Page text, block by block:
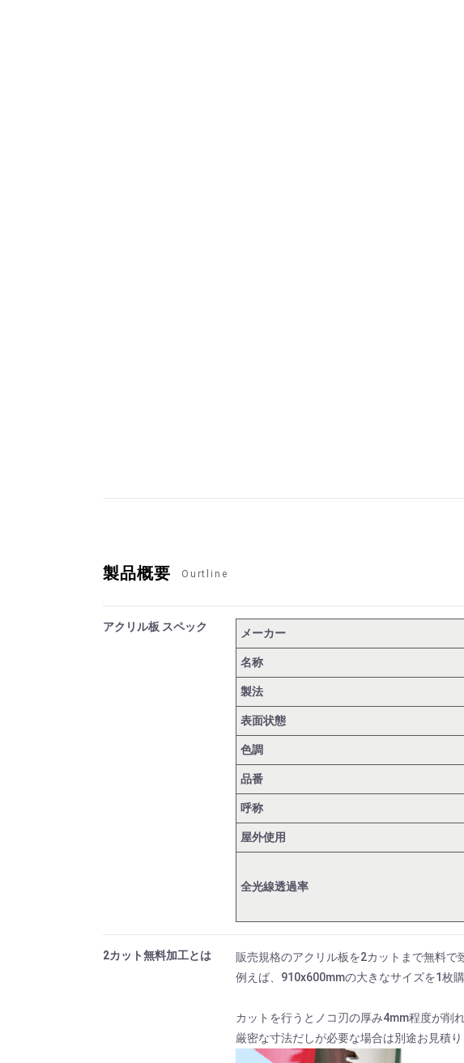
お
製品概要 Ourtline
アクリル板 スペック メーカー
名称
製法
表面状態
色調
品番
呼称
屋外使用
全光線透過率
2カット無料加工とは
販売規格のアクリル板を2カットまで無料で
例えば、910x600mmの大きなサイズを1枚
カットを行うとノコ刃の厚み4mm程度が削
厳密な寸法だしが必要な場合は別途お見積り